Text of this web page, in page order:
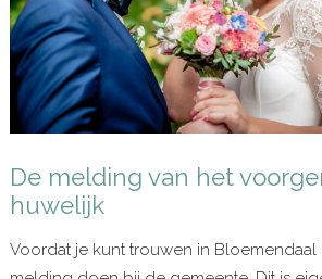
De melding van het
huwelijk
Voordat je kunt trouwen in Bloemendaal